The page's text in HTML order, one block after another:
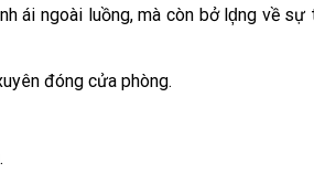
ái ngoài luồng, mà còn bở lḑng về
đóng cửa phòng.